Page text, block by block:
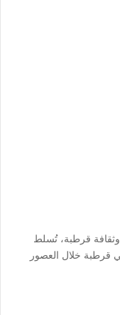
قرطبة، تُسلط
قرطبة خلال العصور